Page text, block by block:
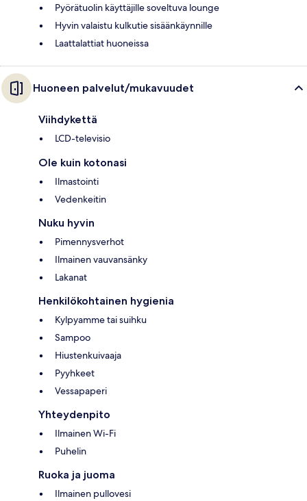
Pyörätuolin käyttäjille soveltuva lounge
Hyvin valaistu kulkutie sisäänkäynnille
Laattalattiat huoneissa
Huoneen palvelut/mukavuudet
Viihdykettä
LCD-televisio
Ole kuin kotonasi
Ilmastointi
Vedenkeitin
Nuku hyvin
Pimennysverhot
Ilmainen vauvansänky
Lakanat
Henkilökohtainen hygienia
Kylpyamme tai suihku
Sampoo
Hiustenkuivaaja
Pyyhkeet
Vessapaperi
Yhteydenpito
Ilmainen Wi-Fi
Puhelin
Ruoka ja juoma
Ilmainen pullovesi